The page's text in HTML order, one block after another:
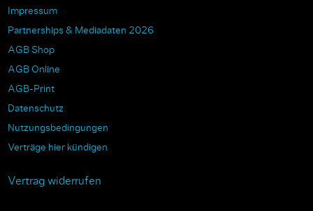
Impressum
Partnerships & Mediadaten 2026
AGB Shop
AGB Online
AGB-Print
Datenschutz
Nutzungsbedingungen
Verträge hier kündigen
Vertrag widerrufen